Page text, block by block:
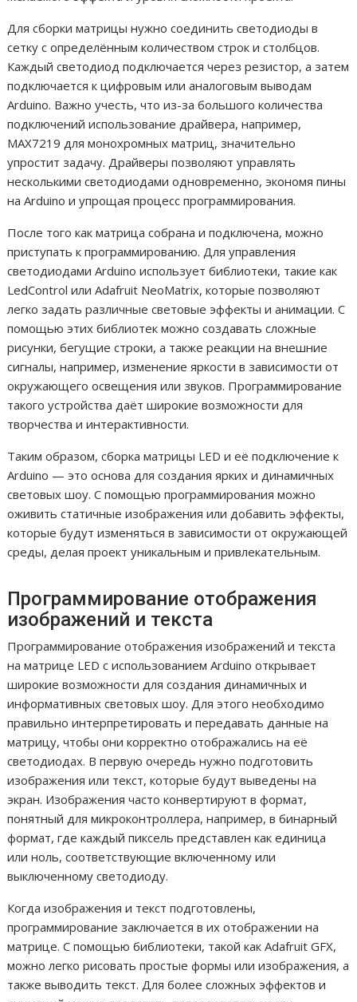
Для сборки матрицы нужно соединить светодиоды в
сетку с определённым количеством строк и столбцов.
Каждый светодиод подключается через резистор, а затем
подключается к цифровым или аналоговым выводам
Arduino. Важно учесть, что из-за большого количества
подключений использование драйвера, например,
MAX7219 для монохромных матриц, значительно
упростит задачу. Драйверы позволяют управлять
несколькими светодиодами одновременно, экономя пины
на Arduino и упрощая процесс программирования.
После того как матрица собрана и подключена, можно
приступать к программированию. Для управления
светодиодами Arduino использует библиотеки, такие как
LedControl или Adafruit NeoMatrix, которые позволяют
легко задать различные световые эффекты и анимации. С
помощью этих библиотек можно создавать сложные
рисунки, бегущие строки, а также реакции на внешние
сигналы, например, изменение яркости в зависимости от
окружающего освещения или звуков. Программирование
такого устройства даёт широкие возможности для
творчества и интерактивности.
Таким образом, сборка матрицы LED и её подключение к
Arduino — это основа для создания ярких и динамичных
световых шоу. С помощью программирования можно
оживить статичные изображения или добавить эффекты,
которые будут изменяться в зависимости от окружающей
среды, делая проект уникальным и привлекательным.
Программирование отображения
изображений и текста
Программирование отображения изображений и текста
на матрице LED с использованием Arduino открывает
широкие возможности для создания динамичных и
информативных световых шоу. Для этого необходимо
правильно интерпретировать и передавать данные на
матрицу, чтобы они корректно отображались на её
светодиодах. В первую очередь нужно подготовить
изображения или текст, которые будут выведены на
экран. Изображения часто конвертируют в формат,
понятный для микроконтроллера, например, в бинарный
формат, где каждый пиксель представлен как единица
или ноль, соответствующие включенному или
выключенному светодиоду.
Когда изображения и текст подготовлены,
программирование заключается в их отображении на
матрице. С помощью библиотеки, такой как Adafruit GFX,
можно легко рисовать простые формы или изображения, а
также выводить текст. Для более сложных эффектов и